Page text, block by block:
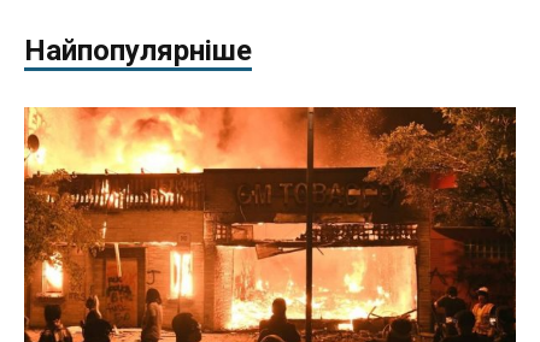
Найпопулярніше